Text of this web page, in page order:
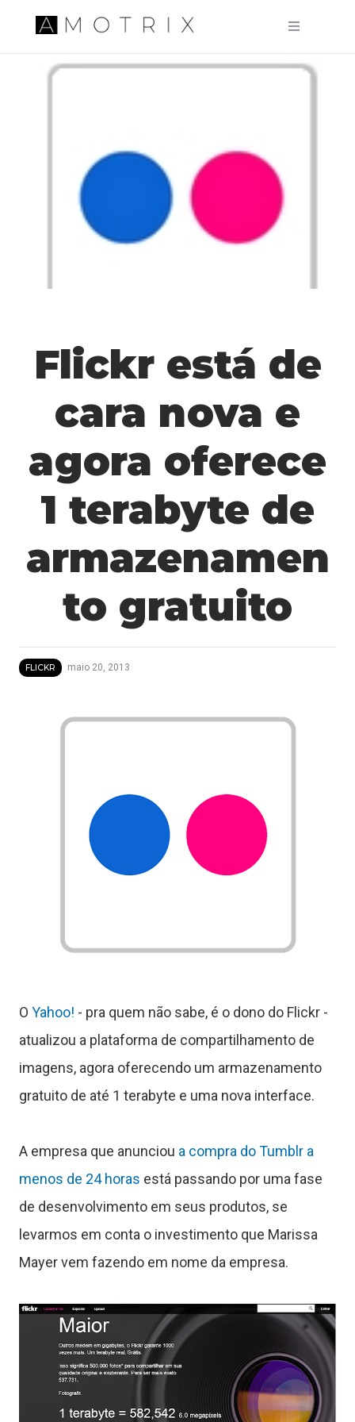
Pular para o conteúdo principal
Flickr está de
cara nova e
agora oferece
1 terabyte de
armazenamen
to gratuito
FLICKR maio 20, 2013
O Yahoo! - pra quem não sabe, é o dono do Flickr -
atualizou a plataforma de compartilhamento de
imagens, agora oferecendo um armazenamento
gratuito de até 1 terabyte e uma nova interface.
A empresa que anunciou a compra do Tumblr a
menos de 24 horas está passando por uma fase
de desenvolvimento em seus produtos, se
levarmos em conta o investimento que Marissa
Mayer vem fazendo em nome da empresa.